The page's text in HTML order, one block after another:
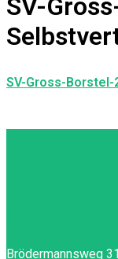
SV-
SV-Gross-
Brödermannsweg 31